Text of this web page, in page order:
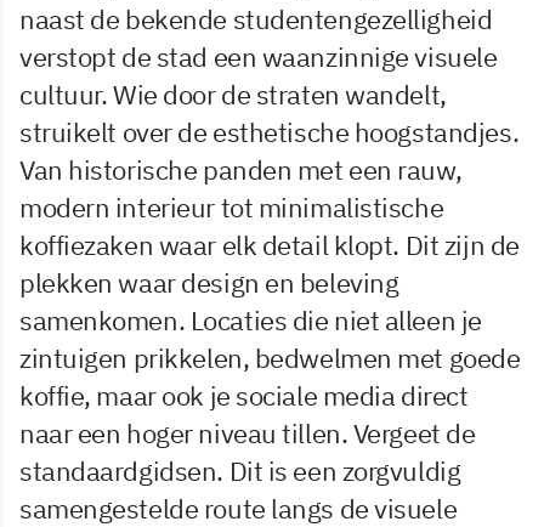
naast de bekende studentengezelligheid
verstopt de stad een waanzinnige visuele
cultuur. Wie door de straten wandelt,
struikelt over de esthetische hoogstandjes.
Van historische panden met een rauw,
modern interieur tot minimalistische
koffiezaken waar elk detail klopt. Dit zijn de
plekken waar design en beleving
samenkomen. Locaties die niet alleen je
zintuigen prikkelen, bedwelmen met goede
koffie, maar ook je sociale media direct
naar een hoger niveau tillen. Vergeet de
standaardgidsen. Dit is een zorgvuldig
samengestelde route langs de visuele